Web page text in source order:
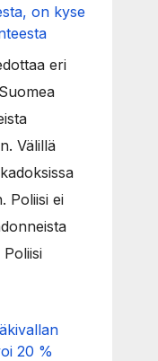
on kyse
eri
Välillä
Poliisi ei
20 %